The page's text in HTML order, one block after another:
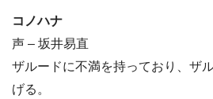
コノハナ
声 – 坂井易直
ザルードに不満を持っており、ザ
げる。